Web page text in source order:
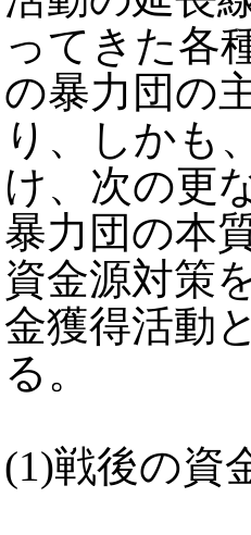
ってきた各
の暴力団の
り、しかも
け、次の更
暴力団の本
資金源対策
金獲得活動
る。
(1)戦後の資